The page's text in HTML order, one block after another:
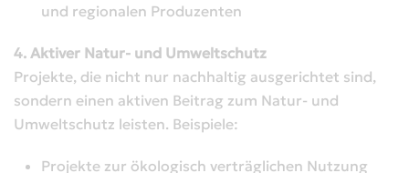
und regionalen Produzenten
4. Aktiver Natur- und Umweltschutz
Projekte, die nicht nur nachhaltig ausgerichtet sind,
sondern einen aktiven Beitrag zum Natur- und
Umweltschutz leisten. Beispiele:
Projekte zur ökologisch verträglichen Nutzung